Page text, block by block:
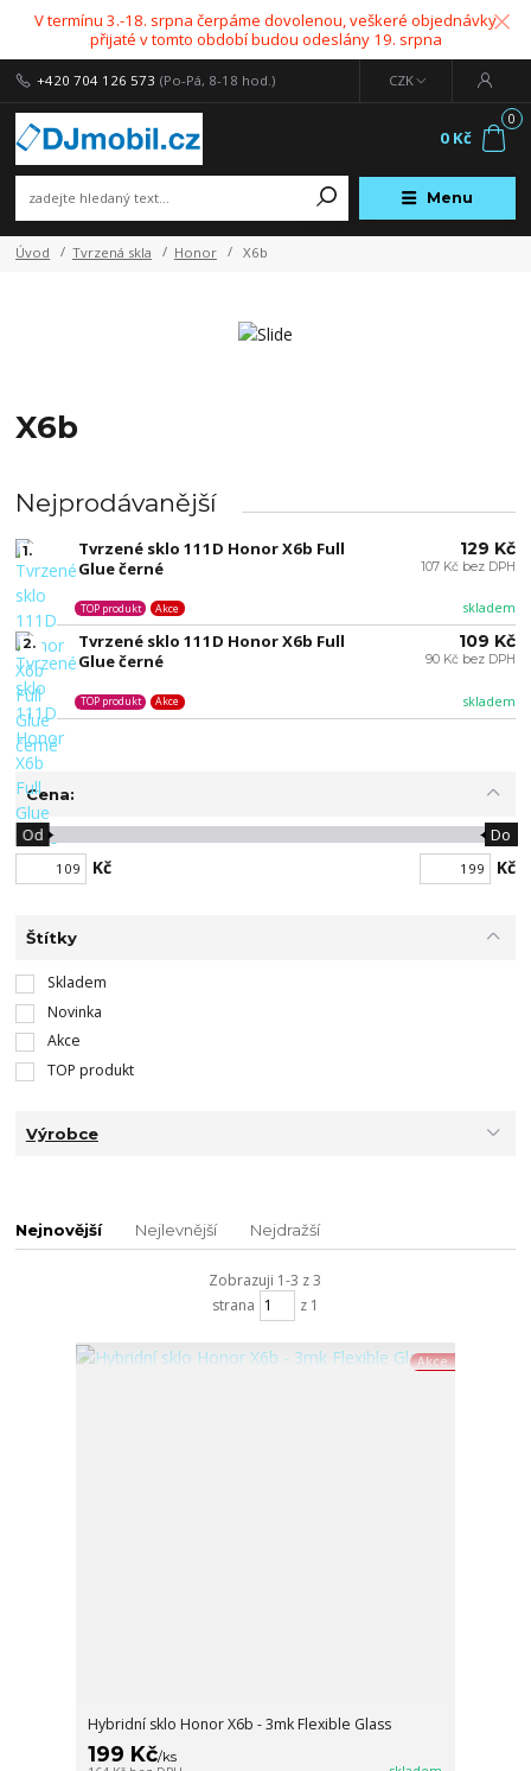
V termínu 3.-18. srpna čerpáme dovolenou, veškeré objednávky
přijaté v tomto období budou odeslány 19. srpna
Menu
CZK
+420 704 126 573 (Po-Pá, 8-18 hod.)
0
0 Kč
Úvod Tvrzená skla Honor X6b
X6b
Nejprodávanější
1.
Tvrzené sklo 111D Honor X6b Full
Glue černé
skladem
TOP produkt Akce
129 Kč
107 Kč bez DPH
2.
Tvrzené sklo 111D Honor X6b Full
Glue černé
skladem
TOP produkt Akce
109 Kč
90 Kč bez DPH
Cena:
Kč
Od Do
Kč
Štítky
Skladem
Novinka
Akce
TOP produkt
Výrobce
Nejnovější Nejlevnější Nejdražší
Zobrazuji 1-3 z 3
strana
z 1
Akce
Hybridní sklo Honor X6b - 3mk Flexible Glass
199 Kč/ks